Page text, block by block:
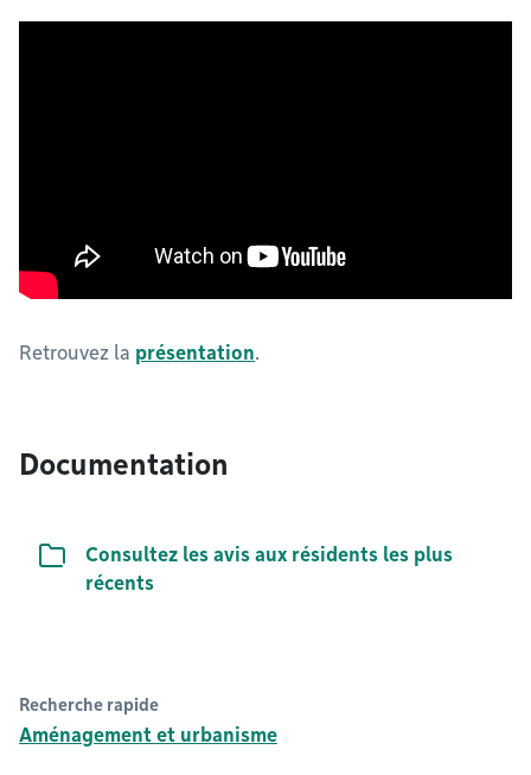
Retrouvez la présentation.
Documentation
Liste de documents
Consultez les avis aux résidents les plus
récents
Recherche rapide
Aménagement et urbanisme